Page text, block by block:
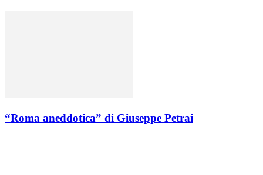
“Roma aneddotica” di Giuseppe Petrai